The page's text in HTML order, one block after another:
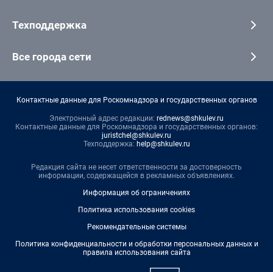
Техподдержка
Все города сети
Контактные данные для Роскомнадзора и государственных органов
Электронный адрес редакции: rednews@shkulev.ru
Контактные данные для Роскомнадзора и государственных органов:
juristchel@shkulev.ru
Техподдержка: help@shkulev.ru
Редакция сайта не несет ответственности за достоверность
информации, содержащейся в рекламных объявлениях.
Информация об ограничениях
Политика использования cookies
Рекомендательные системы
Политика конфиденциальности и обработки персональных данных и
правила использования сайта